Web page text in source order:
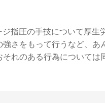
指圧の手技について厚生
さをもって行うなど、あ
れのある行為については